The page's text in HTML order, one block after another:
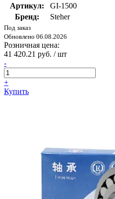
Артикул:
GI-1500
Бренд:
Steher
Под заказ
Обновлено 06.08.2026
Розничная цена:
41 420.21 руб. / шт
-
+
Купить